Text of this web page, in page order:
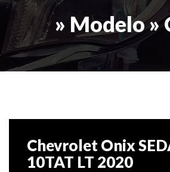
» Modelo »
Chevrolet Onix
10TAT LT 2020